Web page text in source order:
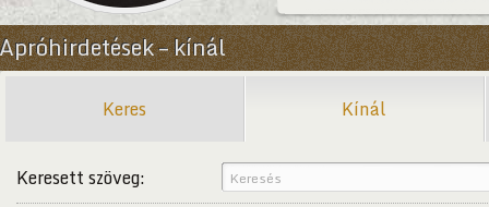
Apróhirdetések – kínál
Keres Kínál
Keresett szöveg: